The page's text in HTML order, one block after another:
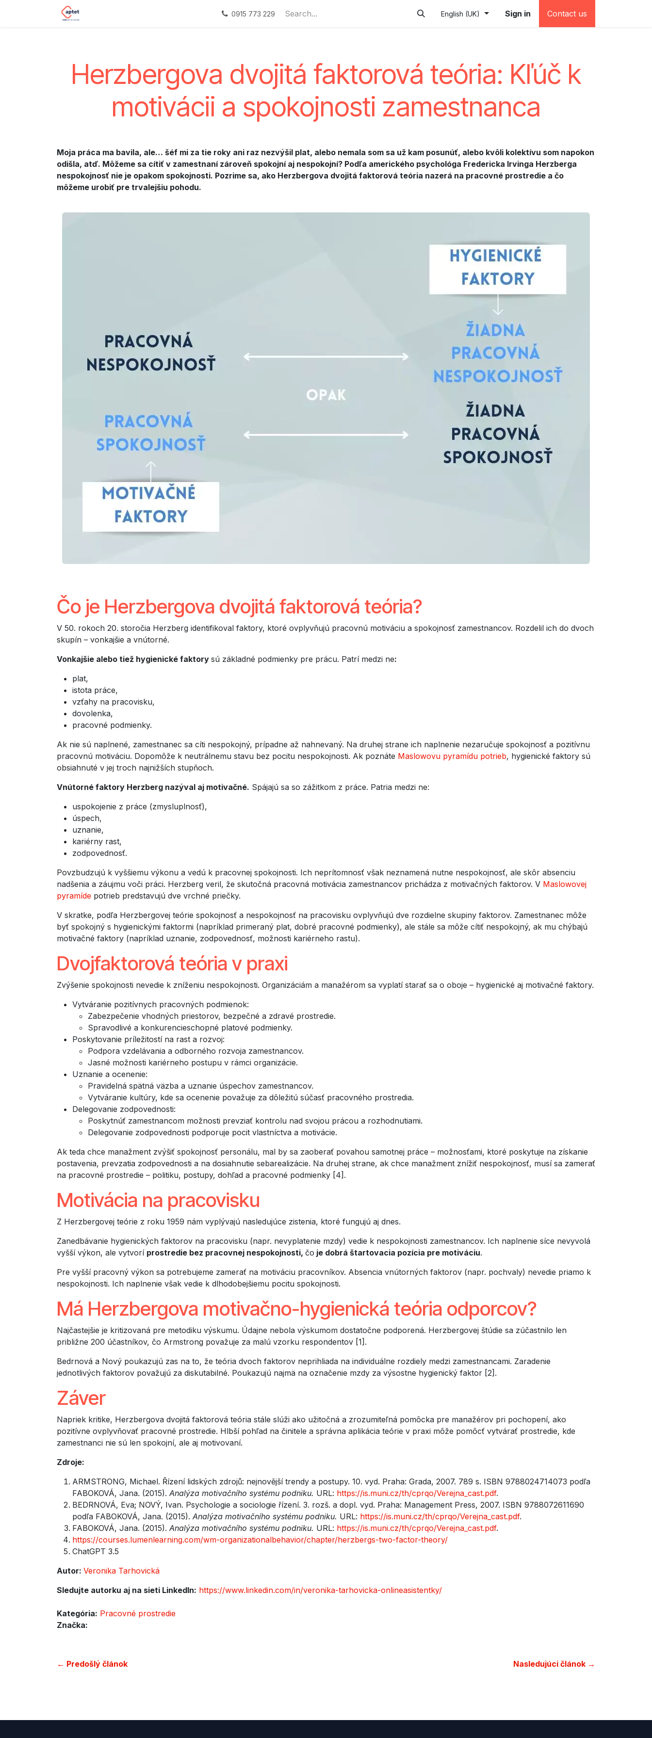
Our services Podporované zamestnávanie Náhradné plnenie (testovacia)
0915 773 229 English (UK) Sign in Contact us
Herzbergova dvojitá faktorová teória: Kľúč k
motivácii a spokojnosti zamestnanca
Moja práca ma bavila, ale… šéf mi za tie roky ani raz nezvýšil plat, alebo nemala som sa už kam posunúť, alebo kvôli kolektívu som napokon
odišla, atď. Môžeme sa cítiť v zamestnaní zároveň spokojní aj nespokojní? Podľa amerického psychológa Fredericka Irvinga Herzberga
nespokojnosť nie je opakom spokojnosti. Pozrime sa, ako Herzbergova dvojitá faktorová teória nazerá na pracovné prostredie a čo
môžeme urobiť pre trvalejšiu pohodu.
Čo je Herzbergova dvojitá faktorová teória?
V 50. rokoch 20. storočia Herzberg identifikoval faktory, ktoré ovplyvňujú pracovnú motiváciu a spokojnosť zamestnancov. Rozdelil ich do dvoch
skupín – vonkajšie a vnútorné.
Vonkajšie alebo tiež hygienické faktory sú základné podmienky pre prácu. Patrí medzi ne:
plat,
istota práce,
vzťahy na pracovisku,
dovolenka,
pracovné podmienky.
Ak nie sú naplnené, zamestnanec sa cíti nespokojný, prípadne až nahnevaný. Na druhej strane ich naplnenie nezaručuje spokojnosť a pozitívnu
pracovnú motiváciu. Dopomôže k neutrálnemu stavu bez pocitu nespokojnosti. Ak poznáte Maslowovu pyramídu potrieb, hygienické faktory sú
obsiahnuté v jej troch najnižších stupňoch.
Vnútorné faktory Herzberg nazýval aj motivačné. Spájajú sa so zážitkom z práce. Patria medzi ne:
uspokojenie z práce (zmysluplnosť),
úspech,
uznanie,
kariérny rast,
zodpovednosť.
Povzbudzujú k vyššiemu výkonu a vedú k pracovnej spokojnosti. Ich neprítomnosť však neznamená nutne nespokojnosť, ale skôr absenciu
nadšenia a záujmu voči práci. Herzberg veril, že skutočná pracovná motivácia zamestnancov prichádza z motivačných faktorov. V Maslowovej
pyramíde potrieb predstavujú dve vrchné priečky.
V skratke, podľa Herzbergovej teórie spokojnosť a nespokojnosť na pracovisku ovplyvňujú dve rozdielne skupiny faktorov. Zamestnanec môže
byť spokojný s hygienickými faktormi (napríklad primeraný plat, dobré pracovné podmienky), ale stále sa môže cítiť nespokojný, ak mu chýbajú
motivačné faktory (napríklad uznanie, zodpovednosť, možnosti kariérneho rastu).
Dvojfaktorová teória v praxi
Zvýšenie spokojnosti nevedie k zníženiu nespokojnosti. Organizáciám a manažérom sa vyplatí starať sa o oboje – hygienické aj motivačné faktory.
Vytváranie pozitívnych pracovných podmienok:
Zabezpečenie vhodných priestorov, bezpečné a zdravé prostredie.
Spravodlivé a konkurencieschopné platové podmienky.
Poskytovanie príležitostí na rast a rozvoj:
Podpora vzdelávania a odborného rozvoja zamestnancov.
Jasné možnosti kariérneho postupu v rámci organizácie.
Uznanie a ocenenie:
Pravidelná spätná väzba a uznanie úspechov zamestnancov.
Vytváranie kultúry, kde sa ocenenie považuje za dôležitú súčasť pracovného prostredia.
Delegovanie zodpovednosti:
Poskytnúť zamestnancom možnosti prevziať kontrolu nad svojou prácou a rozhodnutiami.
Delegovanie zodpovednosti podporuje pocit vlastníctva a motivácie.
Ak teda chce manažment zvýšiť spokojnosť personálu, mal by sa zaoberať povahou samotnej práce – možnosťami, ktoré poskytuje na získanie
postavenia, prevzatia zodpovednosti a na dosiahnutie sebarealizácie. Na druhej strane, ak chce manažment znížiť nespokojnosť, musí sa zamerať
na pracovné prostredie – politiku, postupy, dohľad a pracovné podmienky [4].
Motivácia na pracovisku
Z Herzbergovej teórie z roku 1959 nám vyplývajú nasledujúce zistenia, ktoré fungujú aj dnes.
Zanedbávanie hygienických faktorov na pracovisku (napr. nevyplatenie mzdy) vedie k nespokojnosti zamestnancov. Ich naplnenie síce nevyvolá
vyšší výkon, ale vytvorí prostredie bez pracovnej nespokojnosti, čo je dobrá štartovacia pozícia pre motiváciu.
Pre vyšší pracovný výkon sa potrebujeme zamerať na motiváciu pracovníkov. Absencia vnútorných faktorov (napr. pochvaly) nevedie priamo k
nespokojnosti. Ich naplnenie však vedie k dlhodobejšiemu pocitu spokojnosti.
Má Herzbergova motivačno-hygienická teória odporcov?
Najčastejšie je kritizovaná pre metodiku výskumu. Údajne nebola výskumom dostatočne podporená. Herzbergovej štúdie sa zúčastnilo len
približne 200 účastníkov, čo Armstrong považuje za malú vzorku respondentov [1].
Bedrnová a Nový poukazujú zas na to, že teória dvoch faktorov neprihliada na individuálne rozdiely medzi zamestnancami. Zaradenie
jednotlivých faktorov považujú za diskutabilné. Poukazujú najmä na označenie mzdy za výsostne hygienický faktor [2].
Záver
Napriek kritike, Herzbergova dvojitá faktorová teória stále slúži ako užitočná a zrozumiteľná pomôcka pre manažérov pri pochopení, ako
pozitívne ovplyvňovať pracovné prostredie. Hlbší pohľad na činitele a správna aplikácia teórie v praxi môže pomôcť vytvárať prostredie, kde
zamestnanci nie sú len spokojní, ale aj motivovaní.
Zdroje:
ARMSTRONG, Michael. Řízení lidských zdrojů: nejnovější trendy a postupy. 10. vyd. Praha: Grada, 2007. 789 s. ISBN 9788024714073 podľa
FABOKOVÁ, Jana. (2015). Analýza motivačního systému podniku. URL: https://is.muni.cz/th/cprqo/Verejna_cast.pdf.
BEDRNOVÁ, Eva; NOVÝ, Ivan. Psychologie a sociologie řízení. 3. rozš. a dopl. vyd. Praha: Management Press, 2007. ISBN 9788072611690
podľa FABOKOVÁ, Jana. (2015). Analýza motivačního systému podniku. URL: https://is.muni.cz/th/cprqo/Verejna_cast.pdf.
FABOKOVÁ, Jana. (2015). Analýza motivačního systému podniku. URL: https://is.muni.cz/th/cprqo/Verejna_cast.pdf.
https://courses.lumenlearning.com/wm-organizationalbehavior/chapter/herzbergs-two-factor-theory/
ChatGPT 3.5
Autor: Veronika Tarhovická
Sledujte autorku aj na sieti LinkedIn: https://www.linkedin.com/in/veronika-tarhovicka-onlineasistentky/
Kategória: Pracovné prostredie
Značka:
← Predošlý článok Nasledujúci článok →